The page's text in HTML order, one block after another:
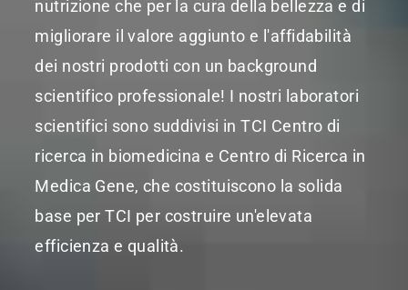
nutrizione che per la cura della bellezza e di
migliorare il valore aggiunto e l'affidabilità
dei nostri prodotti con un background
scientifico professionale! I nostri laboratori
scientifici sono suddivisi in TCI Centro di
ricerca in biomedicina e Centro di Ricerca in
Medica Gene, che costituiscono la solida
base per TCI per costruire un'elevata
efficienza e qualità.